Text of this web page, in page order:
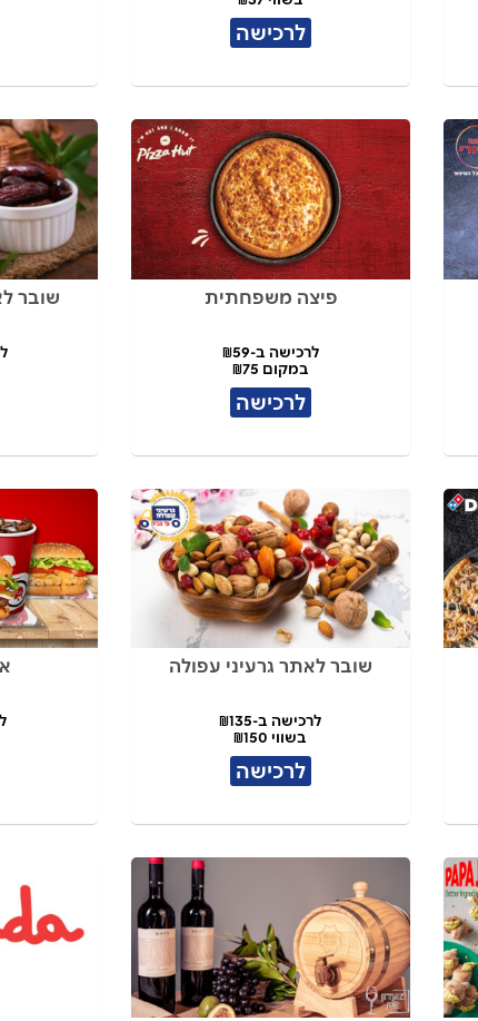
לרכישה
פיצה משפחתית
לרכישה ב-₪59
במקום ₪75
לרכישה
שובר
שובר לאתר גרעיני עפולה
לרכישה ב-₪135
בשווי ₪150
לרכישה